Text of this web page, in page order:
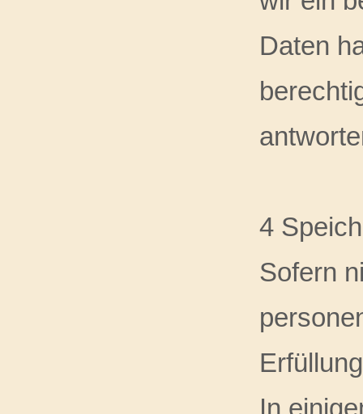
Daten
4
Sofern
In